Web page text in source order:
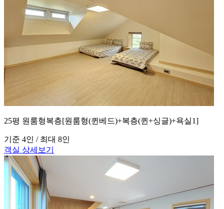
25평 원룸형복층[원룸형(퀸베드)+복층(퀸+싱글)+욕실1]
기준 4인 / 최대 8인
객실 상세보기